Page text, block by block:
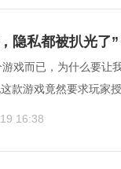
隐私都被扒光了”
游戏而已，为什么要让
款游戏竟然要求玩家
16:38